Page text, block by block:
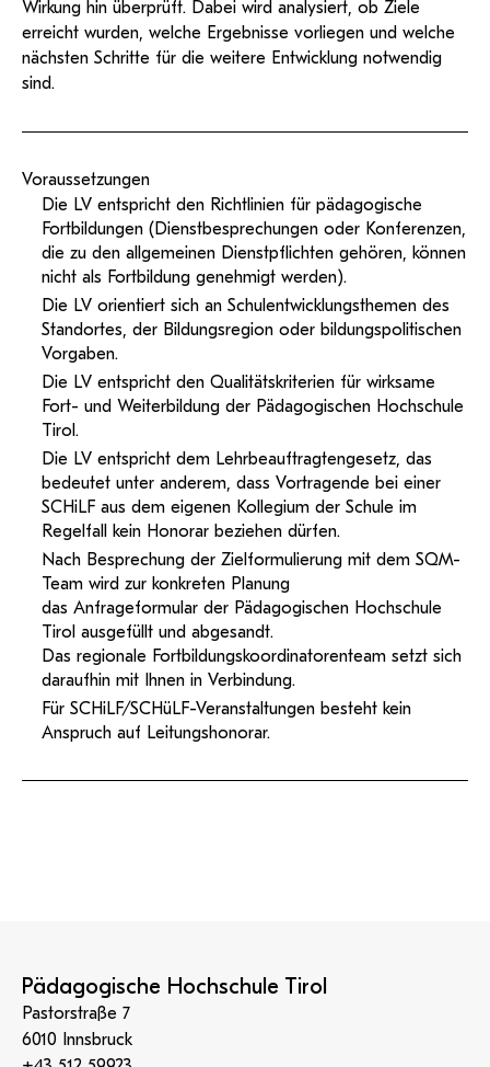
Wirkung hin überprüft. Dabei wird analysiert, ob Ziele
erreicht wurden, welche Ergebnisse vorliegen und welche
nächsten Schritte für die weitere Entwicklung notwendig
sind.
Voraussetzungen
Die LV entspricht den Richtlinien für pädagogische
Fortbildungen (Dienstbesprechungen oder Konferenzen,
die zu den allgemeinen Dienstpflichten gehören, können
nicht als Fortbildung genehmigt werden).
Die LV orientiert sich an Schulentwicklungsthemen des
Standortes, der Bildungsregion oder bildungspolitischen
Vorgaben.
Die LV entspricht den Qualitätskriterien für wirksame
Fort- und Weiterbildung der Pädagogischen Hochschule
Tirol.
Die LV entspricht dem Lehrbeauftragtengesetz, das
bedeutet unter anderem, dass Vortragende bei einer
SCHiLF aus dem eigenen Kollegium der Schule im
Regelfall kein Honorar beziehen dürfen.
Nach Besprechung der Zielformulierung mit dem SQM-
Team wird zur konkreten Planung
das Anfrageformular der Pädagogischen Hochschule
Tirol ausgefüllt und abgesandt.
Das regionale Fortbildungskoordinatorenteam setzt sich
daraufhin mit Ihnen in Verbindung.
Für SCHiLF/SCHüLF-Veranstaltungen besteht kein
Anspruch auf Leitungshonorar.
Pädagogische Hochschule Tirol
Pastorstraße 7
6010 Innsbruck